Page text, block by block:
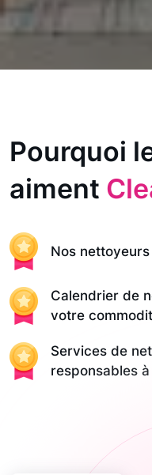
Pourquoi
aiment
Nos
Calendrier de
votre
Services de
responsables